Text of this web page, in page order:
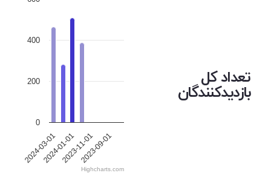
تعداد کل
بازدیدکنندگان
2024-03-012024-01-012023-11-012023-09-01
0
200
400
Highcharts.com